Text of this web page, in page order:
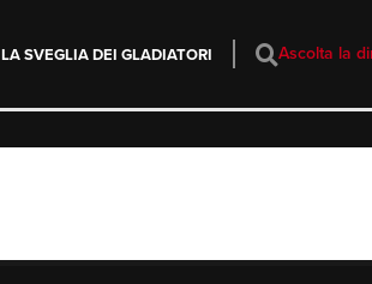
LA SVEGLIA DEI GLADIATORI Ascolta la